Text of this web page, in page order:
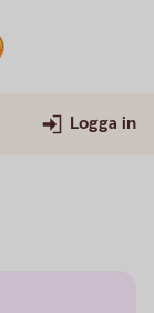
Logga in